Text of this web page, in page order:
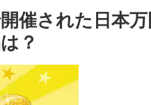
催された日本
？